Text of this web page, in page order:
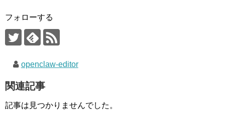
フォローする
openclaw-editor
関連記事
記事は見つかりませんでした。